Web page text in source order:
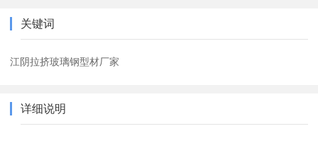
关键词
江阴拉挤玻璃钢型材厂家
详细说明